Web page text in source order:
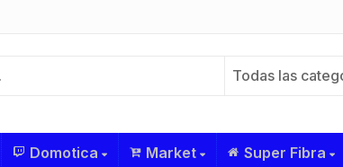
Todas las
Domotica Market Super Fibra